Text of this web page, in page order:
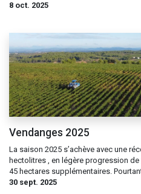
8 oct. 2025
Vendanges 2025
​La saison 2025 s’achève avec une
hectolitres , en légère progression
45 hectares supplémentaires.
30 sept. 2025